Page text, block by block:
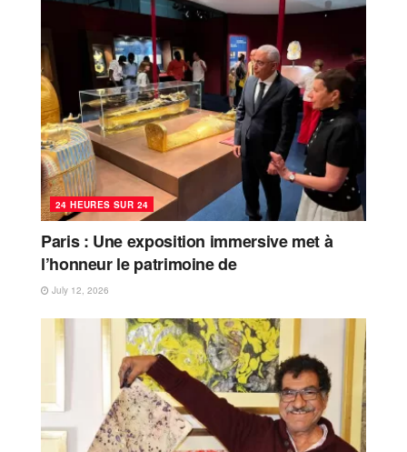
24 HEURES SUR 24
Paris : Une exposition immersive met à
l’honneur le patrimoine de
July 12, 2026